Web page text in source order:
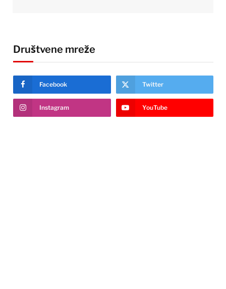
Društvene mreže
Facebook Twitter
Instagram YouTube